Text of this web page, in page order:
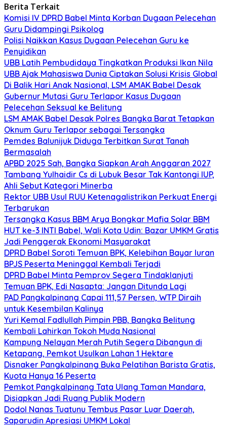
Berita Terkait
Komisi IV DPRD Babel Minta Korban Dugaan Pelecehan
Guru Didampingi Psikolog
Polisi Naikkan Kasus Dugaan Pelecehan Guru ke
Penyidikan
UBB Latih Pembudidaya Tingkatkan Produksi Ikan Nila
UBB Ajak Mahasiswa Dunia Ciptakan Solusi Krisis Global
Di Balik Hari Anak Nasional, LSM AMAK Babel Desak
Gubernur Mutasi Guru Terlapor Kasus Dugaan
Pelecehan Seksual ke Belitung
LSM AMAK Babel Desak Polres Bangka Barat Tetapkan
Oknum Guru Terlapor sebagai Tersangka
Pemdes Balunijuk Diduga Terbitkan Surat Tanah
Bermasalah
APBD 2025 Sah, Bangka Siapkan Arah Anggaran 2027
Tambang Yulhaidir Cs di Lubuk Besar Tak Kantongi IUP,
Ahli Sebut Kategori Minerba
Rektor UBB Usul RUU Ketenagalistrikan Perkuat Energi
Terbarukan
Tersangka Kasus BBM Arya Bongkar Mafia Solar BBM
HUT ke-3 INTI Babel, Wali Kota Udin: Bazar UMKM Gratis
Jadi Penggerak Ekonomi Masyarakat
DPRD Babel Soroti Temuan BPK, Kelebihan Bayar Iuran
BPJS Peserta Meninggal Kembali Terjadi
DPRD Babel Minta Pemprov Segera Tindaklanjuti
Temuan BPK, Edi Nasapta: Jangan Ditunda Lagi
PAD Pangkalpinang Capai 111,57 Persen, WTP Diraih
untuk Kesembilan Kalinya
Yuri Kemal Fadlullah Pimpin PBB, Bangka Belitung
Kembali Lahirkan Tokoh Muda Nasional
Kampung Nelayan Merah Putih Segera Dibangun di
Ketapang, Pemkot Usulkan Lahan 1 Hektare
Disnaker Pangkalpinang Buka Pelatihan Barista Gratis,
Kuota Hanya 16 Peserta
Pemkot Pangkalpinang Tata Ulang Taman Mandara,
Disiapkan Jadi Ruang Publik Modern
Dodol Nanas Tuatunu Tembus Pasar Luar Daerah,
Saparudin Apresiasi UMKM Lokal